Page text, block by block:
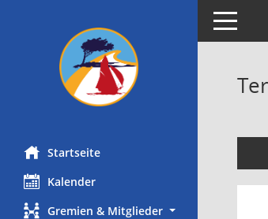
Startseite
Kalender
Gremien & Mitglieder
Toggle